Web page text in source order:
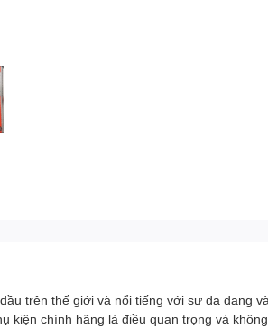
trên thế giới và nổi tiếng với sự đa dạng
kiện chính hãng là điều quan trọng và